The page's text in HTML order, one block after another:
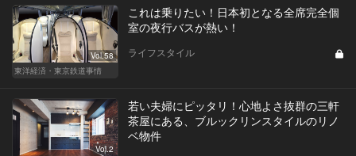
Vol.58
東洋経済・東京鉄道事情
これは乗りたい！日本初となる全席完全個
室の夜行バスが熱い！
ライフスタイル
Vol.2
若い夫婦にピッタリ！心地よさ抜群の三軒
茶屋にある、ブルックリンスタイルのリノ
ベ物件